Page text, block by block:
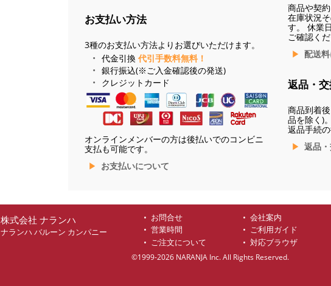
お支払い方法
3種のお支払い方法よりお選びいただけます。
代金引換 代引手数料無料！
銀行振込(※ご入金確認後の発送)
クレジットカード
オンラインメンバーの方は後払いでのコンビニ
支払も可能です。
お支払いについて
商品や契
在庫状況
す。 休業
ご確認くだ
配送
返品・
商品到着
品を除く)
返品手続
返品
株式会社 ナランハ
ナランハ バルーン カンパニー
お問合せ 会社案内
営業時間
ご利用ガイド
ご注文について
対応ブラウザ
©1999-2026 NARANJA Inc. All Rights Reserved.